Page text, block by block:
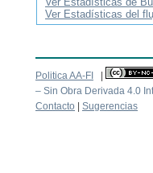
Ver Estadísticas del
Politica AA-FI
– Sin Obra Derivada 4.0
Contacto Sugerencias